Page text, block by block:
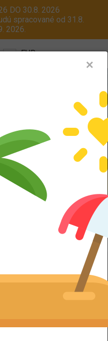
DO 30.8. 2026
spracované od 31.8.
2026.
EUR
Menu
disky ALU kola
Slovensko! Platcom
bez DPH.
nie je potrebné mať
✕